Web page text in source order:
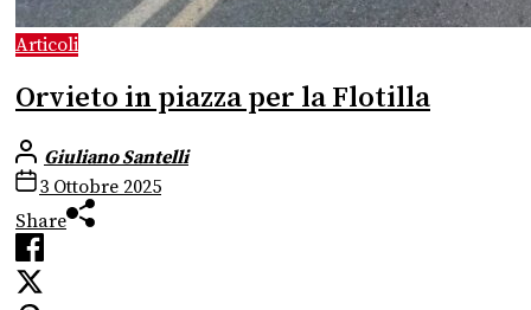
Articoli
Orvieto in piazza per la Flotilla
Giuliano Santelli
3 Ottobre 2025
Share